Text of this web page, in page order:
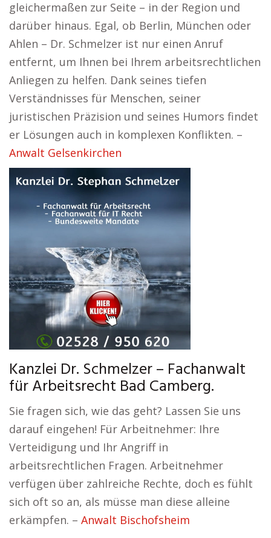
gleichermaßen zur Seite – in der Region und
darüber hinaus. Egal, ob Berlin, München oder
Ahlen – Dr. Schmelzer ist nur einen Anruf
entfernt, um Ihnen bei Ihrem arbeitsrechtlichen
Anliegen zu helfen. Dank seines tiefen
Verständnisses für Menschen, seiner
juristischen Präzision und seines Humors findet
er Lösungen auch in komplexen Konflikten. –
Anwalt Gelsenkirchen
Kanzlei Dr. Schmelzer – Fachanwalt
für Arbeitsrecht Bad Camberg.
Sie fragen sich, wie das geht? Lassen Sie uns
darauf eingehen! Für Arbeitnehmer: Ihre
Verteidigung und Ihr Angriff in
arbeitsrechtlichen Fragen. Arbeitnehmer
verfügen über zahlreiche Rechte, doch es fühlt
sich oft so an, als müsse man diese alleine
erkämpfen. – Anwalt Bischofsheim